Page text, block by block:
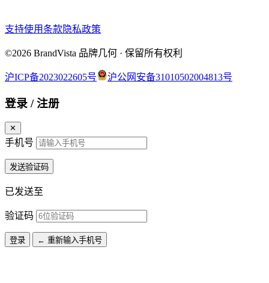
支持使用条款隐私政策
©2026 BrandVista 品牌几何 · 保留所有权利
沪ICP备2023022605号 沪公网安备31010502004813号
登录 / 注册
✕
手机号
发送验证码
已发送至
验证码
登录 ← 重新输入手机号